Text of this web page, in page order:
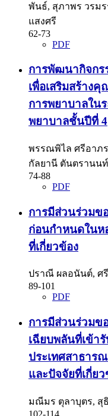
พันธ์, สุภาพร วรม
แสงศรี
62-73
PDF
การพัฒนากิจกร
เพื่อเสริมสร้าง
การพยาบาลใน
พยาบาลชั้นปีที่ 4
พรรณพิไล ศรีอาภ
กัลยานี ตันตรานนท์
74-88
PDF
การมีส่วนร่วมข
ก่อนกำหนดในห
ที่เกี่ยวข้อง
ปราณี ผลอนันต์, ศ
89-101
PDF
การมีส่วนร่วมข
เฉียบพลันที่เข้า
ประเทศสาธาร
และปัจจัยที่เกี่ยว
มณีมร ตุลาบุตร, สุ
102-114